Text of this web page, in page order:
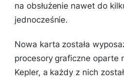
na obsłużenie nawet do
jednocześnie.
Nowa karta została
procesory graficzne oparte
Kepler, a każdy z nich